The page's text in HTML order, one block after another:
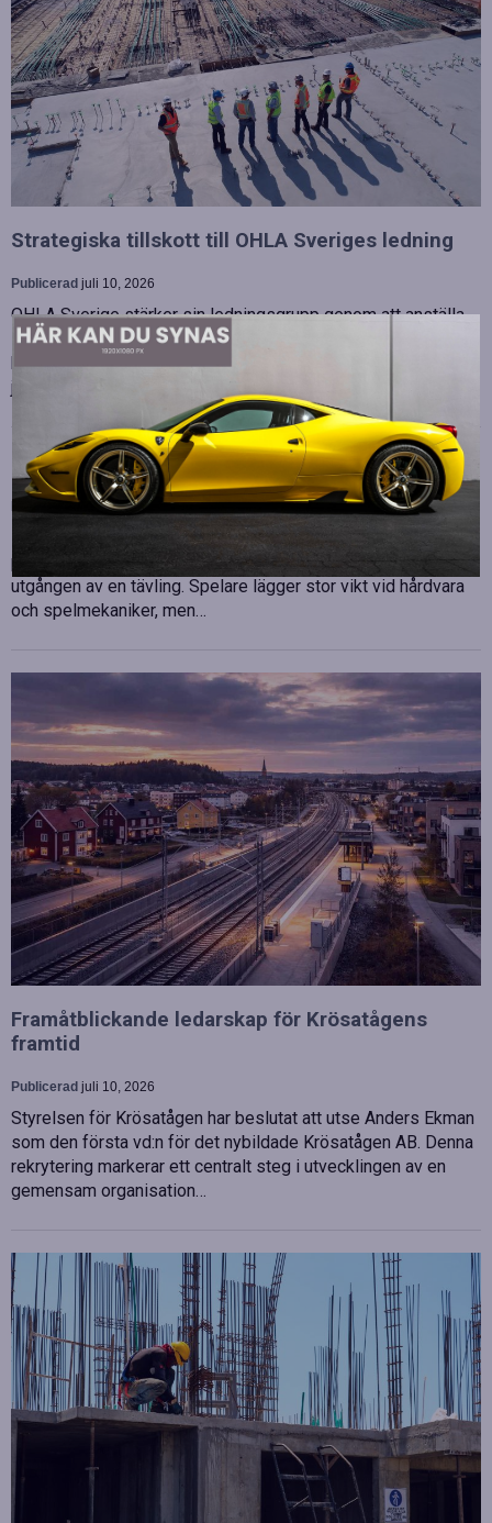
Strategiska tillskott till OHLA Sveriges ledning
Publicerad juli 10, 2026
OHLA Sverige stärker sin ledningsgrupp genom att anställa
Malin Bergman som HR-chef och María Vazquez som
biträdande ekonomichef. Båda började sina nya tjänster den 1
juni 2026 och kommer att…
Betydelsen av snabb internetanslutning för e-
sport
Publicerad juli 10, 2026
E-sport har utvecklats från att vara en hobby till en
professionell disciplin där varje millisekund kan avgöra
utgången av en tävling. Spelare lägger stor vikt vid hårdvara
och spelmekaniker, men…
Framåtblickande ledarskap för Krösatågens
framtid
Publicerad juli 10, 2026
Styrelsen för Krösatågen har beslutat att utse Anders Ekman
som den första vd:n för det nybildade Krösatågen AB. Denna
rekrytering markerar ett centralt steg i utvecklingen av en
gemensam organisation…